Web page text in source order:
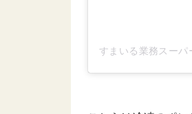
すまいる業務スー